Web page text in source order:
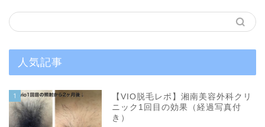
人気記事
1
【VIO脱毛レポ】湘南美容外科クリ
ニック1回目の効果（経過写真付
き）